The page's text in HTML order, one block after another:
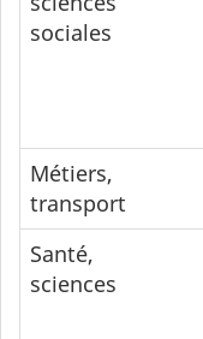
sociales
Métiers,
transport
Santé,
sciences